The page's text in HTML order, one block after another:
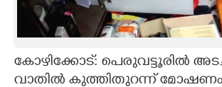
ART
കോഴിക്കോട്: പെരുവട്ടൂരിൽ
വാതിൽ കുത്തിതുറന്ന് മോഷണം.